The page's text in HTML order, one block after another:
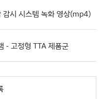
감시 시스템 녹화 영상(mp4)
- 고정형 TTA 제품군